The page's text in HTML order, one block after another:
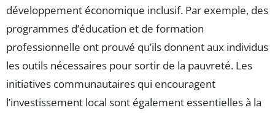
développement économique inclusif. Par exemple, des
programmes d’éducation et de formation
professionnelle ont prouvé qu’ils donnent aux individus
les outils nécessaires pour sortir de la pauvreté. Les
initiatives communautaires qui encouragent
l’investissement local sont également essentielles à la